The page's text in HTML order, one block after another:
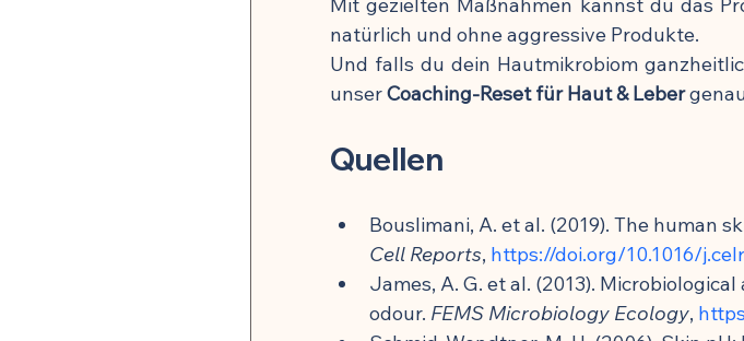
Mit gezielten Maßnahmen kannst du das
natürlich und ohne aggressive Produkte.
Und falls du dein Hautmikrobiom
unser Coaching-Reset für Haut & Leber
Quellen
Bouslimani, A. et al. (2019). The human
Cell Reports, https://doi.org/10.1016/
James, A. G. et al. (2013).
odour. FEMS Microbiology Ecology,